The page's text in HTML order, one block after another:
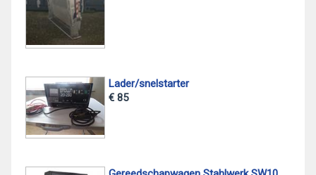
Lader/snelstarter
€ 85